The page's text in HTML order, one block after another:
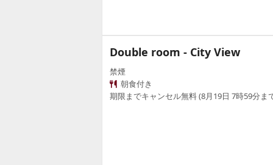
Double room - City View
禁煙
朝食付き
期限までキャンセル無料 (8月19日 7時59分ま